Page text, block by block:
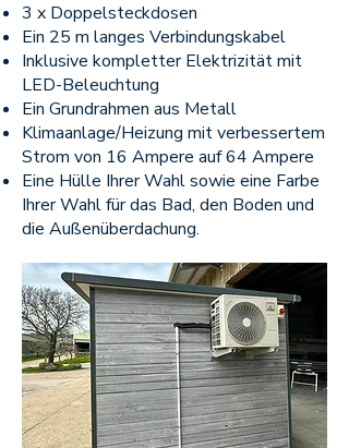
3 x Doppelsteckdosen
Ein 25 m langes Verbindungskabel
Inklusive kompletter Elektrizität mit
LED-Beleuchtung
Ein Grundrahmen aus Metall
Klimaanlage/Heizung mit verbessertem
Strom von 16 Ampere auf 64 Ampere
Eine Hülle Ihrer Wahl sowie eine Farbe
Ihrer Wahl für das Bad, den Boden und
die Außenüberdachung.